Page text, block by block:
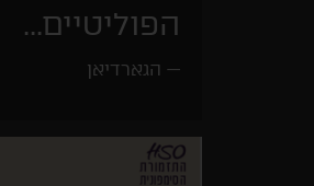
הפוליטיים...
הגארדיאן